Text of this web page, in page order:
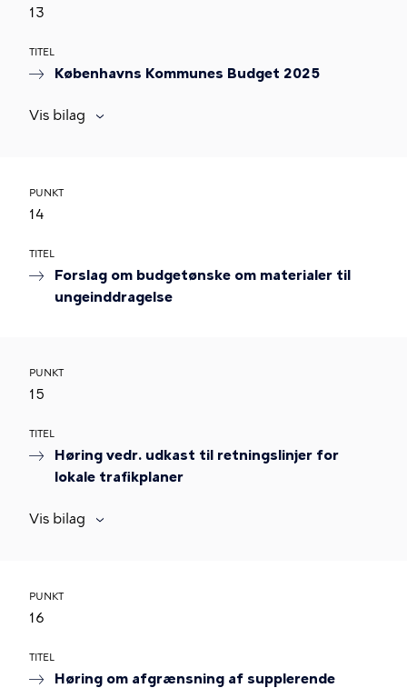
13
TITEL
Københavns Kommunes Budget 2025
Vis bilag
PUNKT
14
TITEL
Forslag om budgetønske om materialer til
ungeinddragelse
PUNKT
15
TITEL
Høring vedr. udkast til retningslinjer for
lokale trafikplaner
Vis bilag
PUNKT
16
TITEL
Høring om afgrænsning af supplerende